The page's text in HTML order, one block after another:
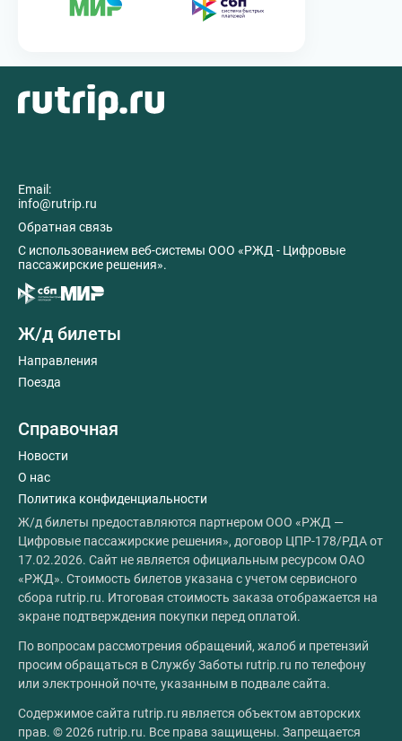
Email:
info@rutrip.ru
Обратная связь
C использованием веб-системы ООО «РЖД - Цифровые
пассажирские решения».
Ж/д билеты
Направления
Поезда
Справочная
Новости
О нас
Политика конфиденциальности
Ж/д билеты предоставляются партнером ООО «РЖД —
Цифровые пассажирские решения», договор ЦПР-178/РДА от
17.02.2026. Сайт не является официальным ресурсом ОАО
«РЖД». Стоимость билетов указана с учетом сервисного
сбора rutrip.ru. Итоговая стоимость заказа отображается на
экране подтверждения покупки перед оплатой.
По вопросам рассмотрения обращений, жалоб и претензий
просим обращаться в Службу Заботы rutrip.ru по телефону
или электронной почте, указанным в подвале сайта.
Содержимое сайта rutrip.ru является объектом авторских
прав. © 2026 rutrip.ru. Все права защищены. Запрещается